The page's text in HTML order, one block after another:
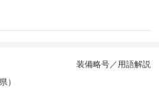
）
装備略号／用語解説